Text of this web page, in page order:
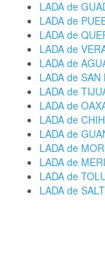
LADA de
LADA de
LADA de
LADA de
LADA de
LADA de SAN
LADA de
LADA de
LADA de
LADA de
LADA de
LADA de
LADA de
LADA de